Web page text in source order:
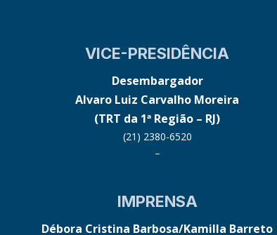
VICE-PRESIDÊNCIA
Desembargador
Alvaro Luiz Carvalho Moreira
(TRT da 1ª Região – RJ)
(21) 2380-6520
–
IMPRENSA
Débora Cristina Barbosa/Kamilla Barreto